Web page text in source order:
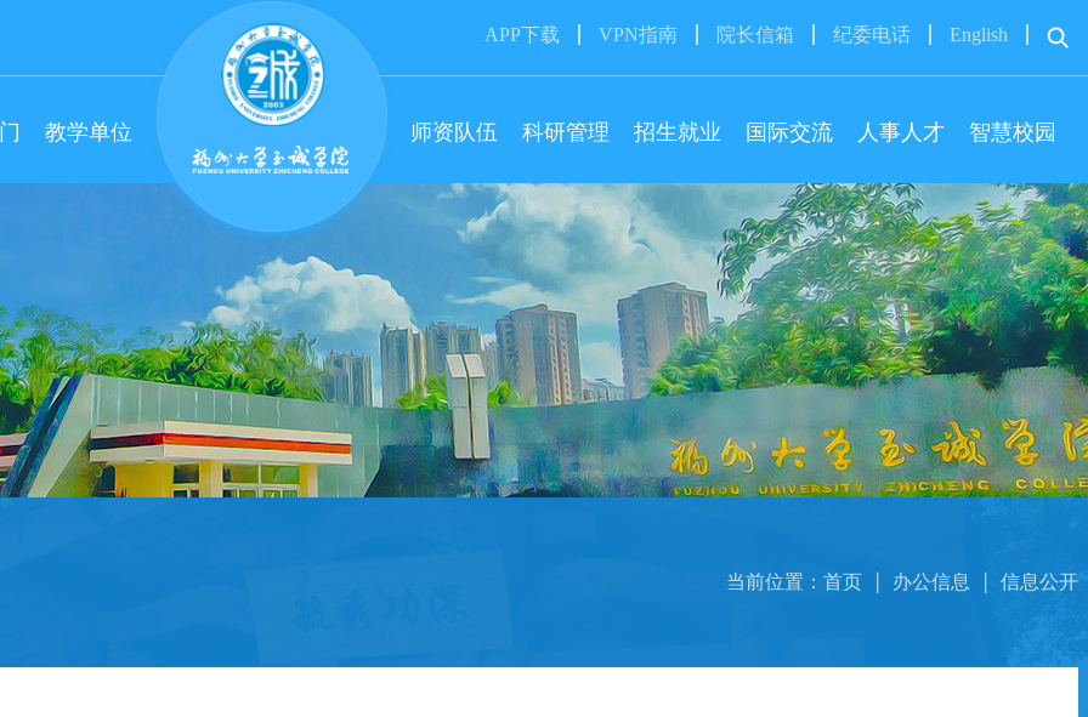
APP下载 VPN指南 院长信箱 纪委电话 English
教学单位 师资队伍 科研管理 招生就业 国际交流 人事人才 智慧校园
当前位置： 首页 办公信息 信息公开